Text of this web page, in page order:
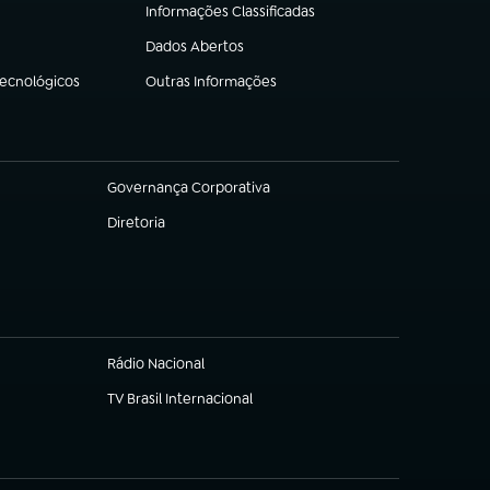
Informações Classificadas
(abre em nova aba)
Dados Abertos
(abre em nova aba)
Outras Informações
(abre em nova aba)
Governança Corporativa
(abre em nova aba)
Diretoria
(abre em nova aba)
Rádio Nacional
(abre em nova aba)
TV Brasil Internacional
(abre em nova aba)